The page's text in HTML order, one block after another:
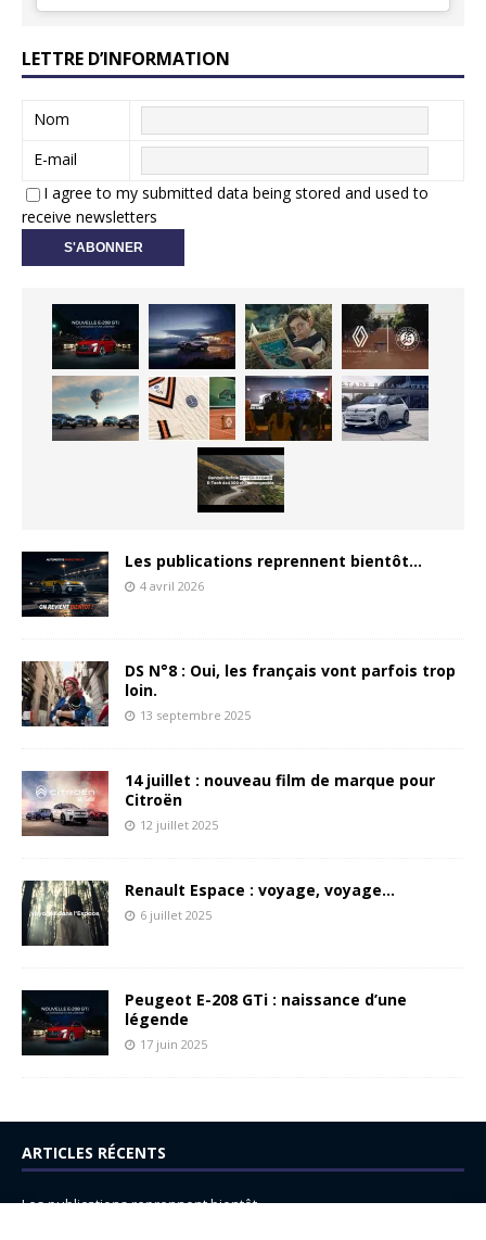
LETTRE D’INFORMATION
Nom
E-mail
I agree to my submitted data being stored and used to
receive newsletters
Les publications reprennent bientôt…
4 avril 2026
DS N°8 : Oui, les français vont parfois trop
loin.
13 septembre 2025
14 juillet : nouveau film de marque pour
Citroën
12 juillet 2025
Renault Espace : voyage, voyage…
6 juillet 2025
Peugeot E-208 GTi : naissance d’une
légende
17 juin 2025
ARTICLES RÉCENTS
Les publications reprennent bientôt…